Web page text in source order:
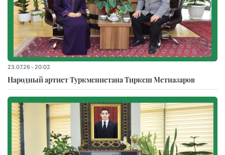
23.07.26 - 20:02
Народный артист Туркменистана Тиркеш Мeтназаров